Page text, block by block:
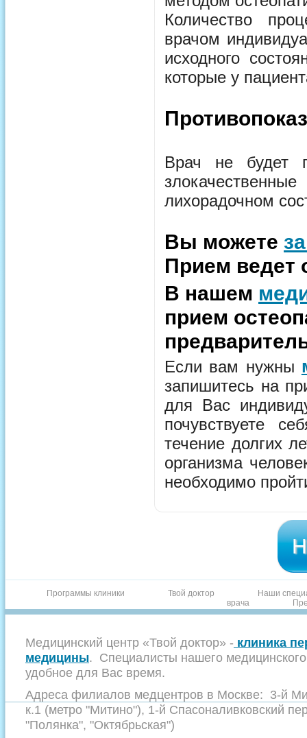
Количество
врачом
исходного
которые у
Врач не будет
лихорадочном
Вы можете
Прием ведет
В нашем
прием
Если вам нужны
запишитесь на
для Вас
почувствуете
течение долгих
организма
необходимо
Программы клиники Твой доктор
Наши
врача
Медицинский центр «Твой доктор» - клиника
медицины. Специалисты нашего
удобное для Вас время.
Адреса филиалов медцентров в Москве: 3-й
к.1 (метро "Митино"), 1-й Спасоналивковский
"Полянка", "Октябрьская")